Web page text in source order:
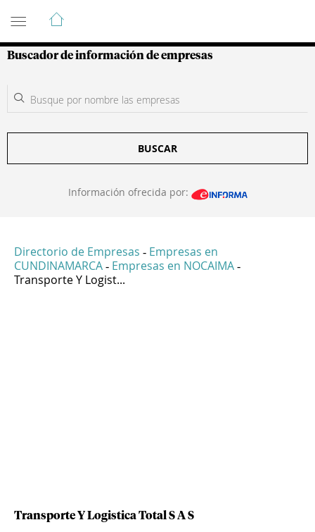
Guía de Empresas Colombianas
Buscador de información de empresas
BUSCAR
Información ofrecida por:
Directorio de Empresas - Empresas en
CUNDINAMARCA - Empresas en NOCAIMA -
Transporte Y Logist...
Transporte Y Logistica Total S A S